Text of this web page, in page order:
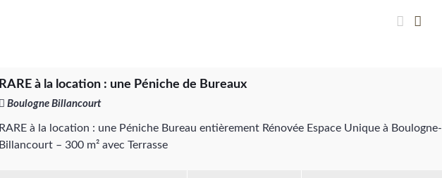
RARE à la location : une Péniche de Bureaux
Boulogne Billancourt
RARE à la location : une Péniche Bureau entièrement Rénovée Espace Unique à Boulogne-
Billancourt – 300 m² avec Terrasse